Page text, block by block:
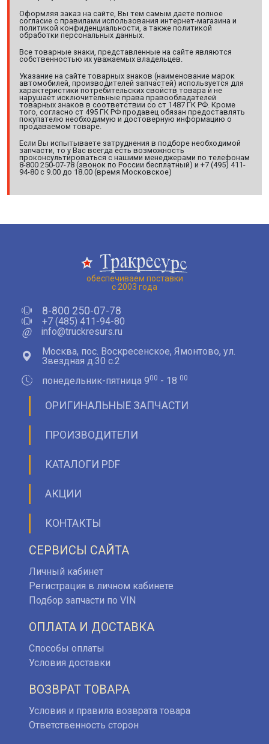
Оформляя заказ на сайте, Вы тем самым даете полное
согласие с правилами использования интернет-магазина и
политикой конфиденциальности, а также политикой
обработки персональных данных.
Все товарные знаки, представленные на сайте являются
собственностью их уважаемых владельцев.
Указание на сайте товарных знаков (наименование марок
автомобилей, производителей запчастей) используется для
характеристики потребительских свойств товара и не
нарушает исключительные права правообладателей
товарных знаков в соответствии со ст 1487 ГК РФ. Кроме
того, согласно ст 495 ГК РФ продавец обязан предоставлять
покупателю необходимую и достоверную информацию о
продаваемом товаре.
Если Вы испытываете затруднения в подборе необходимой
запчасти, то у Вас всегда есть возможность
проконсультироваться с нашими менеджерами по телефонам
8-800 250-07-78 (звонок по России бесплатный) и +7 (495) 411-
94-80 с 9.00 до 18.00 (время Московское)
обеспечиваем поставки
с 2003 года
8-800 250-07-78
+7 (485) 411-94-80
@
info@truckresurs.ru
Москва, пос. Воскресенское, Ямонтово, ул.
Звездная д.30 с.2
понедельник-пятница 900 - 18 00
ОРИГИНАЛЬНЫЕ ЗАПЧАСТИ
ПРОИЗВОДИТЕЛИ
КАТАЛОГИ PDF
АКЦИИ
КОНТАКТЫ
СЕРВИСЫ САЙТА
Личный кабинет
Регистрация в личном кабинете
Подбор запчасти по VIN
ОПЛАТА И ДОСТАВКА
Способы оплаты
Условия доставки
ВОЗВРАТ ТОВАРА
Условия и правила возврата товара
Ответственность сторон